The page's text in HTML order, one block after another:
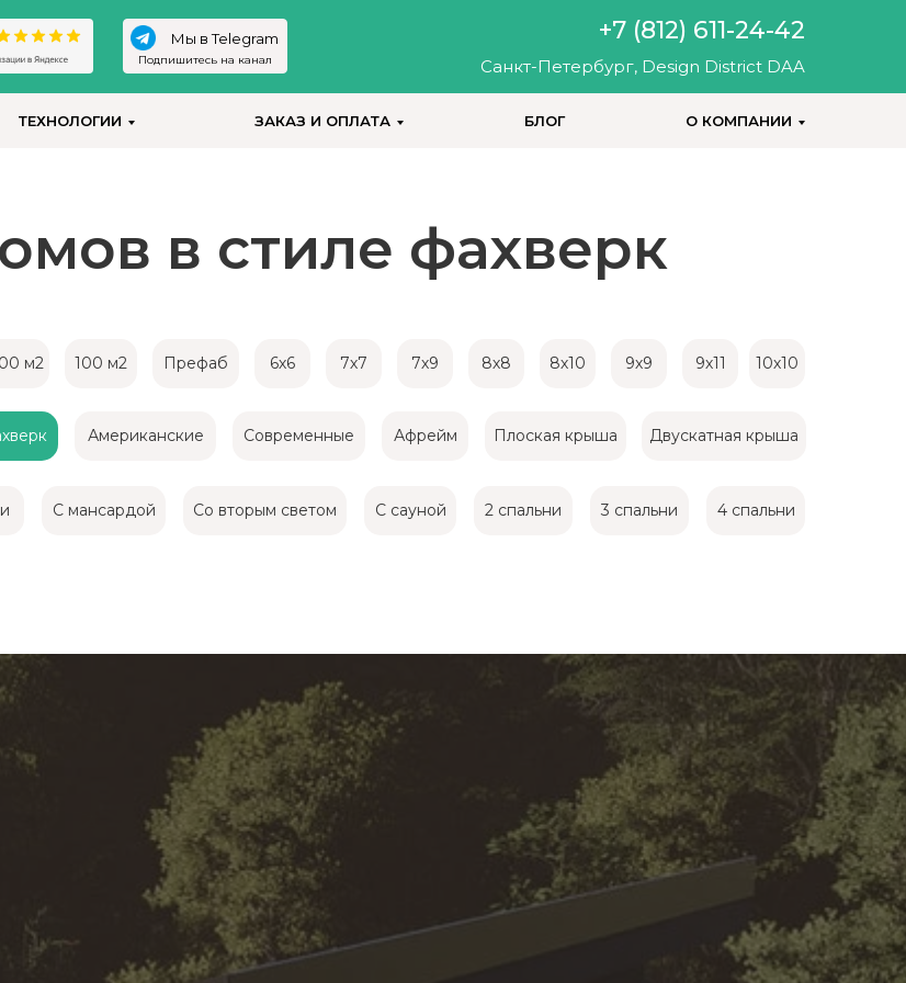
+7 (812) 611-24-42
Санкт-Петербург, Design District DAA
Мы в Telegram
Подпишитесь на канал
ТЕХНОЛОГИИ ЗАКАЗ И ОПЛАТА БЛОГ О КОМПАНИИ
в стиле фахверк
Префаб
м2 100 м2 6х6 7х7 7х9 8х8 8х10 9х9 9х11 10х10
Афрейм
Современные
Американские Двускатная крыша
Плоская крыша
4 спальни
3 спальни
2 спальни
С сауной
Со вторым светом
С мансардой